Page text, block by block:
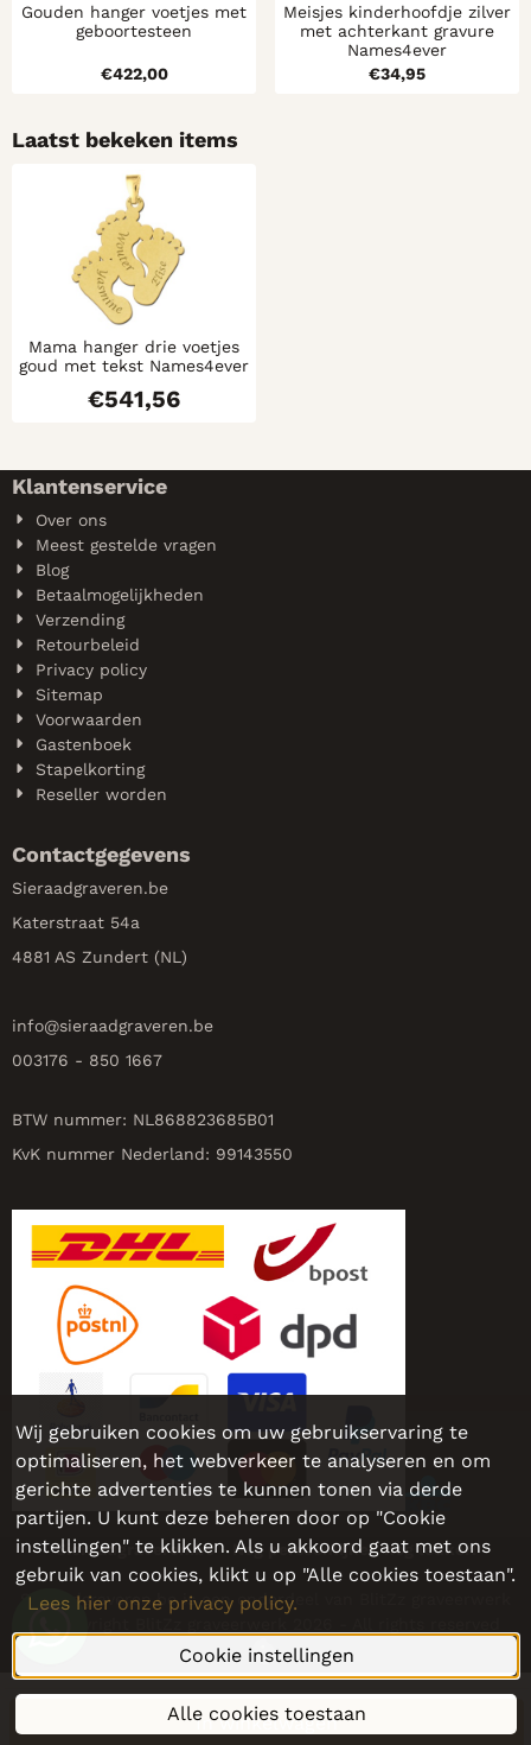
In winkelwagen
Gouden hanger voetjes met
geboortesteen
Prijs: 422,00
€422,00
Meisjes kinderhoofdje zilver
met achterkant gravure
Names4ever
Prijs: 34,95
€34,95
Laatst bekeken items
Mama hanger drie voetjes
goud met tekst Names4ever
€541,56
Klantenservice
Over ons
Meest gestelde vragen
Blog
Betaalmogelijkheden
Verzending
Retourbeleid
Privacy policy
Sitemap
Voorwaarden
Gastenboek
Stapelkorting
Reseller worden
Contactgegevens
Sieraadgraveren.be
Katerstraat 54a
4881 AS Zundert (NL)
info@sieraadgraveren.be
003176 - 850 1667
BTW nummer: NL868823685B01
KvK nummer Nederland: 99143550
Sieraadgraveren.be - Nog persoonlijker, nog leuker!
Sieraadgraveren.be is een onderdeel van BlitZz graveerwerk
Wij gebruiken cookies om uw gebruikservaring te
optimaliseren, het webverkeer te analyseren en om
gerichte advertenties te kunnen tonen via derde
partijen. U kunt deze beheren door op "Cookie
instellingen" te klikken. Als u akkoord gaat met ons
gebruik van cookies, klikt u op "Alle cookies toestaan".
Lees hier onze privacy policy.
Cookie instellingen
Alle cookies toestaan